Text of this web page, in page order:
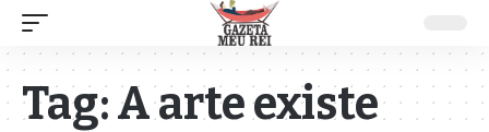
Tag:A arte existe